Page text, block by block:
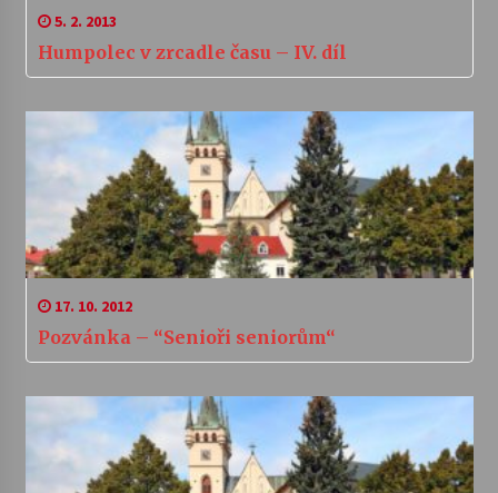
5. 2. 2013
Humpolec v zrcadle času – IV. díl
17. 10. 2012
Pozvánka – “Senioři seniorům“